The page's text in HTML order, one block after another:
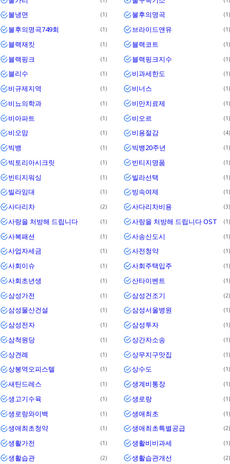
불냉면 1 불후의명곡 1
불후의명곡749회 1 브라이드앤유 1
블랙재킷 1 블랙코트 1
블랙핑크 1 블랙핑크지수 1
블리수 1 비과세한도 1
비규제지역 1 비너스 1
비뇨의학과 1 비만치료제 1
비아파트 1 비오르 1
비오맘 1 비용절감 4
빅뱅 1 빅뱅20주년 1
빅토리아시크릿 1 빈티지명품 1
빈티지워싱 1 빌라선택 1
빌라임대 1 빙속여제 1
사다리차 2 사다리차비용 3
사랑을 처방해 드립니다 1 사랑을 처방해 드립니다 OST 1
사복패션 1 사송신도시 1
사업자세금 1 사전청약 1
사회이슈 1 사회주택입주 1
사회초년생 1 산타이벤트 1
삼성가전 1 삼성건조기 2
삼성물산건설 1 삼성서울병원 1
삼성전자 1 삼성투자 1
삼척원당 1 상간자소송 1
상견례 1 상무지구맛집 1
상봉역오피스텔 1 상수도 1
새틴드레스 1 생계비통장 1
생고기수육 1 생로랑 1
생로랑와이백 1 생애최초 1
생애최초청약 1 생애최초특별공급 2
생활가전 1 생활비비과세 1
생활습관 2 생활습관개선 2